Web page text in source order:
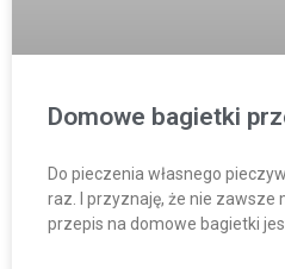
Domowe bagietki
Do pieczenia własnego
raz. I przyznaję, że nie zawsze
przepis na domowe bagietki